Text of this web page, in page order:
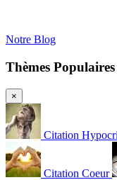
Notre Blog
Thèmes Populaires
×
Citation
Citation Coeur